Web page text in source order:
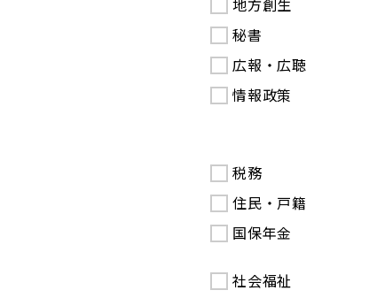
地方創生
秘書
広報・広聴
情報政策
税務
住民・戸籍
国保年金
社会福祉